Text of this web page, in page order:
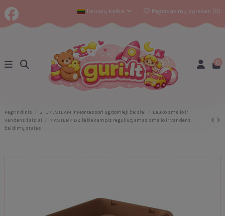
lietuvių kalba Pageidavimų sąrašas (0)
0
Pagrindinis STEM, STEAM ir Montessori ugdomieji žaislai
Lauko smėlio ir
vandens žaislai
MASTERKIDZ šešiakampis reguliuojamas smėlio ir vandens
žaidimų stalas